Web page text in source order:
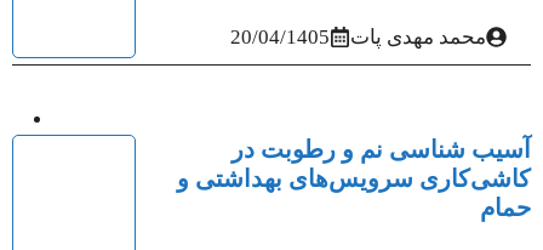
20/04/1405 محمد مهدی پات
آسیب‌ شناسی نم و رطوبت در
کاشی‌کاری سرویس‌های بهداشتی و
حمام